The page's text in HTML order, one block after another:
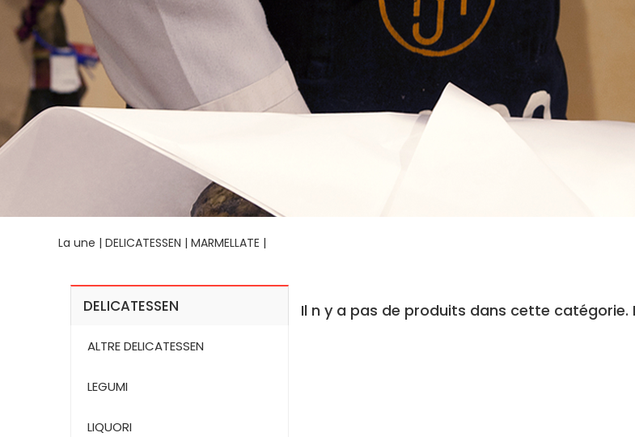
La une | DELICATESSEN | MARMELLATE |
DELICATESSEN
ALTRE DELICATESSEN
LEGUMI
LIQUORI
Il n y a pas de produits dans cette catégorie.